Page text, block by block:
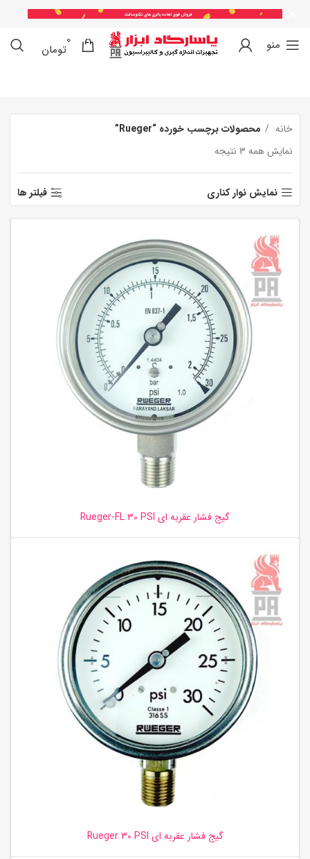
منو 0
0
تومان
خانه
محصولات برچسب خورده “Rueger”
نمایش همه 3 نتیجه
نمایش نوار کناری فیلتر ها
گیج فشار عقربه ای Rueger-FL 30 PSI
گیج فشار عقربه ای Rueger 30 PSI